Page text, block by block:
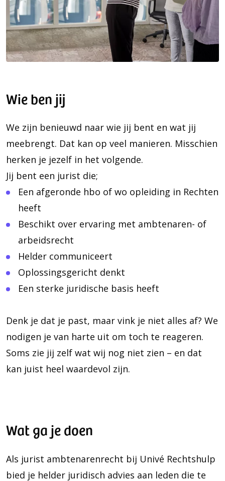
Wie ben jij
We zijn benieuwd naar wie jij bent en wat jij
meebrengt. Dat kan op veel manieren. Misschien
herken je jezelf in het volgende.
Jij bent een jurist die;
Een afgeronde hbo of wo opleiding in Rechten
heeft
Beschikt over ervaring met ambtenaren- of
arbeidsrecht
Helder communiceert
Oplossingsgericht denkt
Een sterke juridische basis heeft
Denk je dat je past, maar vink je niet alles af? We
nodigen je van harte uit om toch te reageren.
Soms zie jij zelf wat wij nog niet zien – en dat
kan juist heel waardevol zijn.
Wat ga je doen
Als jurist ambtenarenrecht bij Univé Rechtshulp
bied je helder juridisch advies aan leden die te